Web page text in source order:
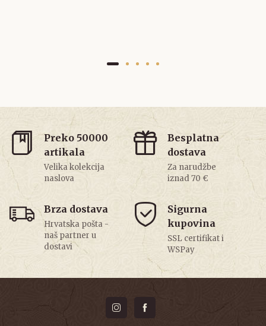
Preko 50000
artikala
Velika kolekcija
naslova
Besplatna
dostava
Za narudžbe
iznad 70 €
Brza dostava
Hrvatska pošta -
naš partner u
dostavi
Sigurna
kupovina
SSL certifikat i
WSPay